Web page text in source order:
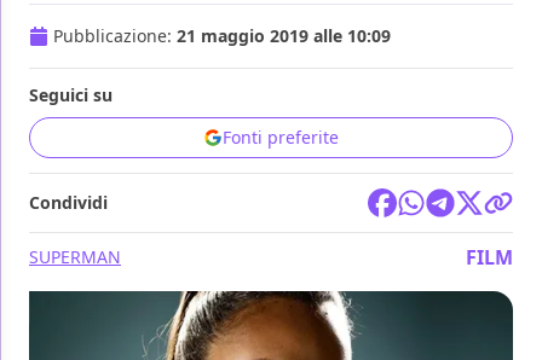
Pubblicazione: 21 maggio 2019 alle 10:09
Seguici su
Fonti preferite
Condividi
SUPERMAN FILM